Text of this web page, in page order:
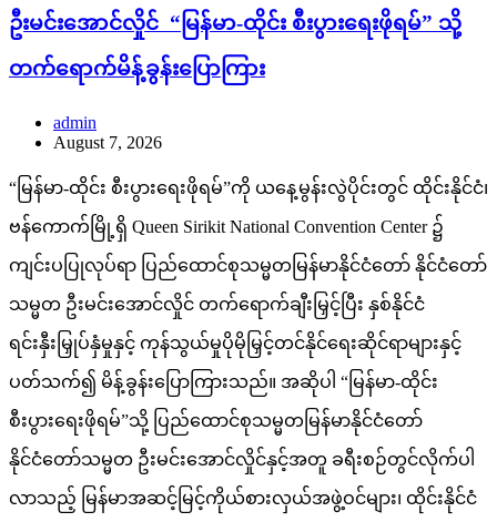
ဦးမင်းအောင်လှိုင် “မြန်မာ-ထိုင်း စီးပွားရေးဖိုရမ်” သို့
တက်ရောက်မိန့်ခွန်းပြောကြား
admin
August 7, 2026
“မြန်မာ-ထိုင်း စီးပွားရေးဖိုရမ်”ကို ယနေ့မွန်းလွဲပိုင်းတွင် ထိုင်းနိုင်ငံ၊
ဗန်ကောက်မြို့ရှိ Queen Sirikit National Convention Center ၌
ကျင်းပပြုလုပ်ရာ ပြည်ထောင်စုသမ္မတမြန်မာနိုင်ငံတော် နိုင်ငံတော်
သမ္မတ ဦးမင်းအောင်လှိုင် တက်ရောက်ချီးမြှင့်ပြီး နှစ်နိုင်ငံ
ရင်းနှီးမြှုပ်နှံမှုနှင့် ကုန်သွယ်မှုပိုမိုမြှင့်တင်နိုင်ရေးဆိုင်ရာများနှင့်
ပတ်သက်၍ မိန့်ခွန်းပြောကြားသည်။ အဆိုပါ “မြန်မာ-ထိုင်း
စီးပွားရေးဖိုရမ်”သို့ ပြည်ထောင်စုသမ္မတမြန်မာနိုင်ငံတော်
နိုင်ငံတော်သမ္မတ ဦးမင်းအောင်လှိုင်နှင့်အတူ ခရီးစဉ်တွင်လိုက်ပါ
လာသည့် မြန်မာအဆင့်မြင့်ကိုယ်စားလှယ်အဖွဲ့ဝင်များ၊ ထိုင်းနိုင်ငံ